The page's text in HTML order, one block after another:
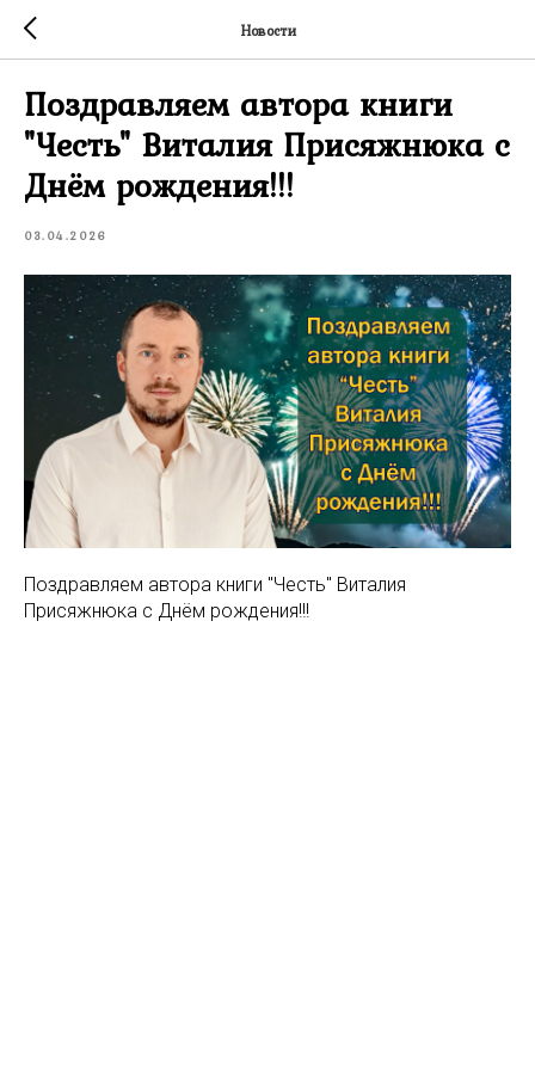
Новости
Поздравляем автора книги
"Честь" Виталия Присяжнюка с
Днём рождения!!!
03.04.2026
Поздравляем автора книги "Честь" Виталия
Присяжнюка с Днём рождения!!!